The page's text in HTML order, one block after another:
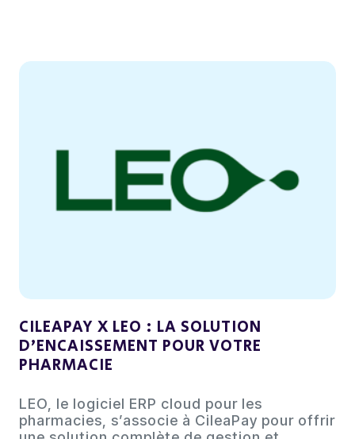
Contactez-nous
CILEAPAY X LEO : LA SOLUTION
D’ENCAISSEMENT POUR VOTRE
PHARMACIE
LEO, le logiciel ERP cloud pour les
pharmacies, s’associe à CileaPay pour offrir